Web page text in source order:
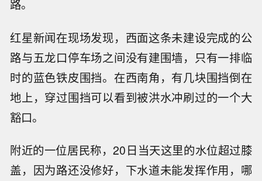
路。
红星新闻在现场发现，西面这条未建设完成的公
路与五龙口停车场之间没有建围墙，只有一排临
时的蓝色铁皮围挡。在西南角，有几块围挡倒在
地上，穿过围挡可以看到被洪水冲刷过的一个大
豁口。
附近的一位居民称，20日当天这里的水位超过膝
盖，因为路还没修好，下水道未能发挥作用，哪